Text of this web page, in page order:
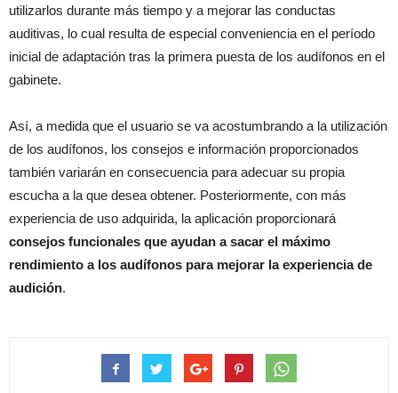
utilizarlos durante más tiempo y a mejorar las conductas
auditivas, lo cual resulta de especial conveniencia en el período
inicial de adaptación tras la primera puesta de los audífonos en el
gabinete.
Así, a medida que el usuario se va acostumbrando a la utilización
de los audífonos, los consejos e información proporcionados
también variarán en consecuencia para adecuar su propia
escucha a la que desea obtener. Posteriormente, con más
experiencia de uso adquirida, la aplicación proporcionará
consejos funcionales que ayudan a sacar el máximo
rendimiento a los audífonos para mejorar la experiencia de
audición.